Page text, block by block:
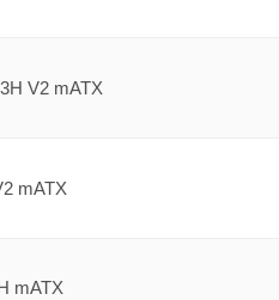
V2 mATX
mATX
mATX